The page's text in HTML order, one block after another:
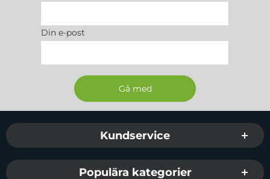
Din e-post
Sidfot Blandad info och länkar
Kundservice
Populära kategorier